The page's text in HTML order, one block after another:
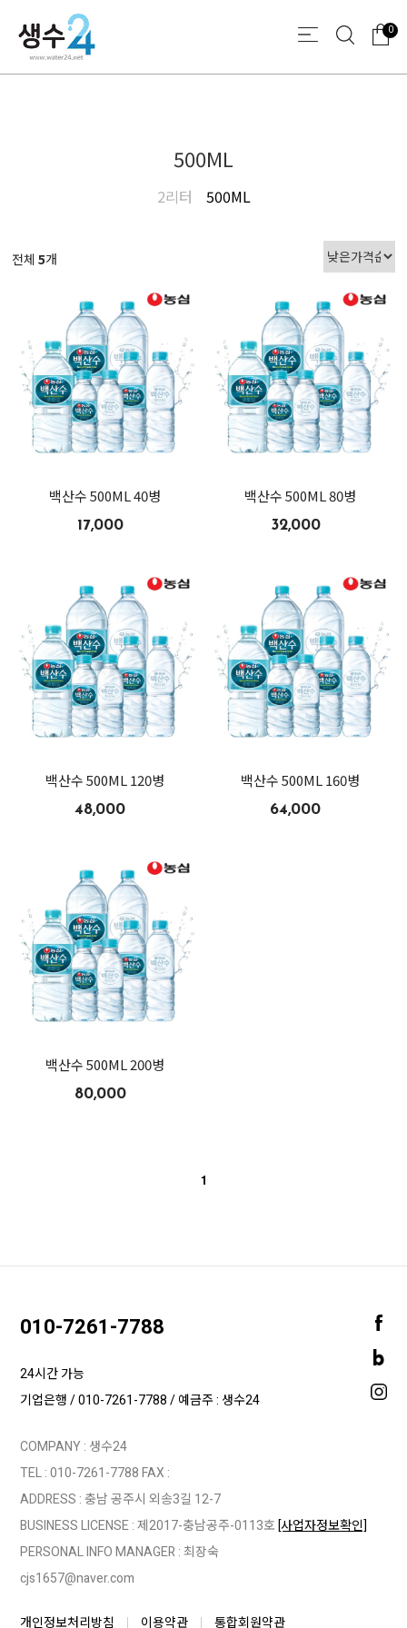
0
500ML
2리터 500ML
전체 5개
백산수 500ML 40병
17,000
백산수 500ML 80병
32,000
백산수 500ML 120병
48,000
백산수 500ML 160병
64,000
백산수 500ML 200병
80,000
1
010-7261-7788
24시간 가능
기업은행 / 010-7261-7788 / 예금주 : 생수24
COMPANY : 생수24
TEL :010-7261-7788FAX :
ADDRESS : 충남 공주시 외송3길 12-7
BUSINESS LICENSE : 제2017-충남공주-0113호[사업자정보확인]
PERSONAL INFO MANAGER :최장숙
cjs1657@naver.com
개인정보처리방침 이용약관 통합회원약관